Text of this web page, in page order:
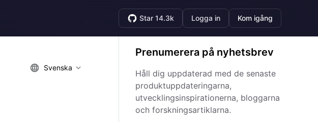
Star 14.3k Logga in Kom igång
Svenska
Prenumerera på nyhetsbrev
Håll dig uppdaterad med de senaste
produktuppdateringarna,
utvecklingsinspirationerna, bloggarna
och forskningsartiklarna.